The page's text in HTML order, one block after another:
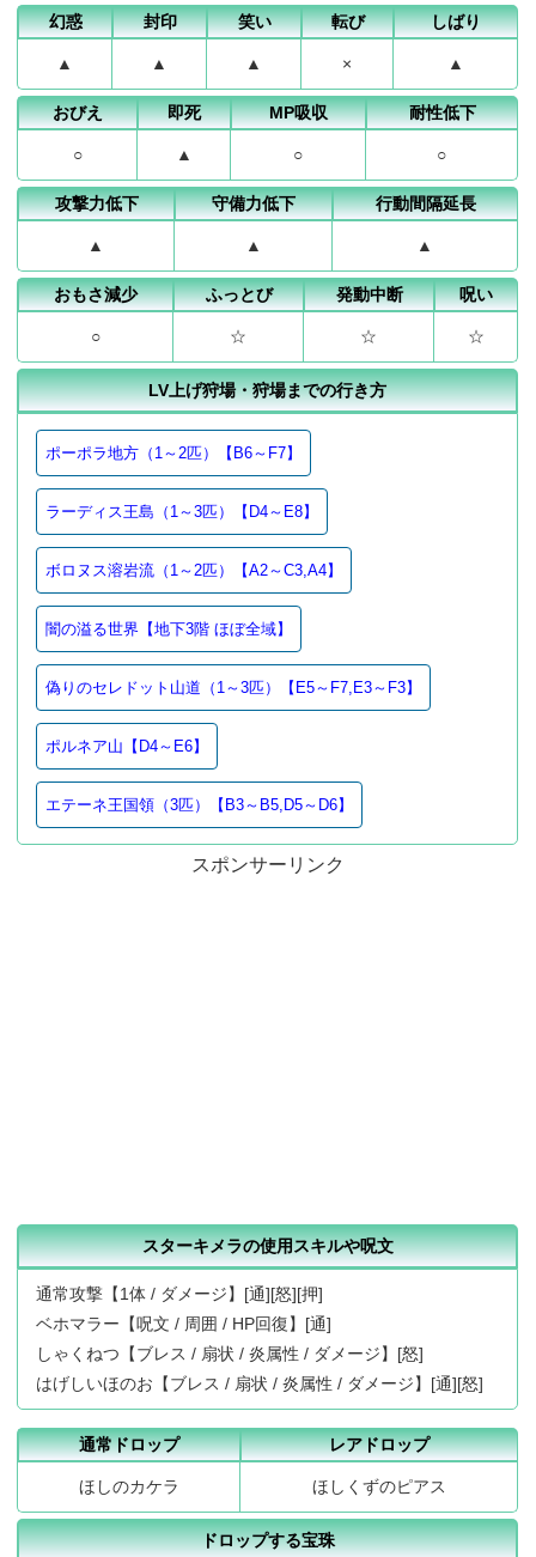
幻惑 封印 笑い 転び しばり
▲ ▲ ▲ × ▲
おびえ 即死 MP吸収 耐性低下
○ ▲ ○ ○
攻撃力低下 守備力低下 行動間隔延長
▲ ▲ ▲
おもさ減少 ふっとび 発動中断 呪い
○ ☆ ☆ ☆
LV上げ狩場・狩場までの行き方
ポーポラ地方（1～2匹）【B6～F7】
ラーディス王島（1～3匹）【D4～E8】
ボロヌス溶岩流（1～2匹）【A2～C3,A4】
闇の溢る世界【地下3階 ほぼ全域】
偽りのセレドット山道（1～3匹）【E5～F7,E3～F3】
ポルネア山【D4～E6】
エテーネ王国領（3匹）【B3～B5,D5～D6】
スポンサーリンク
スターキメラの使用スキルや呪文
通常攻撃【1体 / ダメージ】[通][怒][押]
ベホマラー【呪文 / 周囲 / HP回復】[通]
しゃくねつ【ブレス / 扇状 / 炎属性 / ダメージ】[怒]
はげしいほのお【ブレス / 扇状 / 炎属性 / ダメージ】[通][怒]
通常ドロップ レアドロップ
ほしのカケラ ほしくずのピアス
ドロップする宝珠